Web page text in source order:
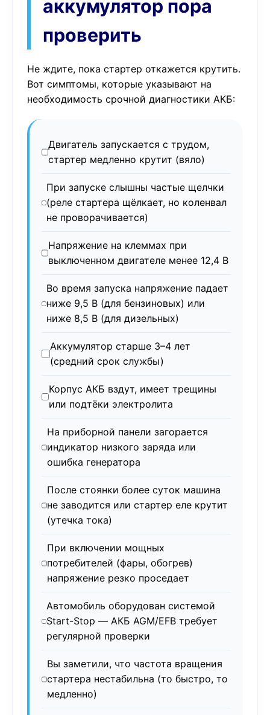
аккумулятор пора
проверить
Не ждите, пока стартер откажется крутить.
Вот симптомы, которые указывают на
необходимость срочной диагностики АКБ:
Двигатель запускается с трудом,
стартер медленно крутит (вяло)
При запуске слышны частые щелчки
(реле стартера щёлкает, но коленвал
не проворачивается)
Напряжение на клеммах при
выключенном двигателе менее 12,4 В
Во время запуска напряжение падает
ниже 9,5 В (для бензиновых) или
ниже 8,5 В (для дизельных)
Аккумулятор старше 3–4 лет
(средний срок службы)
Корпус АКБ вздут, имеет трещины
или подтёки электролита
На приборной панели загорается
индикатор низкого заряда или
ошибка генератора
После стоянки более суток машина
не заводится или стартер еле крутит
(утечка тока)
При включении мощных
потребителей (фары, обогрев)
напряжение резко проседает
Автомобиль оборудован системой
Start-Stop — АКБ AGM/EFB требует
регулярной проверки
Вы заметили, что частота вращения
стартера нестабильна (то быстро, то
медленно)